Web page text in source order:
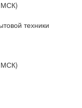
МСК)
техники
МСК)